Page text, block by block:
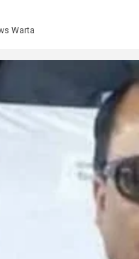
Warta